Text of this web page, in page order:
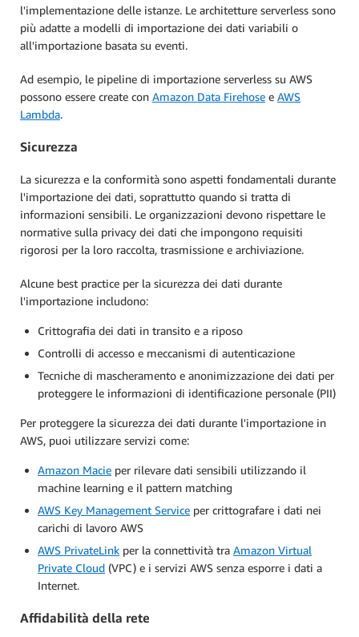
l'implementazione delle istanze. Le architetture serverless sono
più adatte a modelli di importazione dei dati variabili o
all'importazione basata su eventi.
Ad esempio, le pipeline di importazione serverless su AWS
possono essere create con Amazon Data Firehose e AWS
Lambda.
Sicurezza
La sicurezza e la conformità sono aspetti fondamentali durante
l'importazione dei dati, soprattutto quando si tratta di
informazioni sensibili. Le organizzazioni devono rispettare le
normative sulla privacy dei dati che impongono requisiti
rigorosi per la loro raccolta, trasmissione e archiviazione.
Alcune best practice per la sicurezza dei dati durante
l'importazione includono:
Crittografia dei dati in transito e a riposo
Controlli di accesso e meccanismi di autenticazione
Tecniche di mascheramento e anonimizzazione dei dati per
proteggere le informazioni di identificazione personale (PII)
Per proteggere la sicurezza dei dati durante l'importazione in
AWS, puoi utilizzare servizi come:
Amazon Macie per rilevare dati sensibili utilizzando il
machine learning e il pattern matching
AWS Key Management Service per crittografare i dati nei
carichi di lavoro AWS
AWS PrivateLink per la connettività tra Amazon Virtual
Private Cloud (VPC) e i servizi AWS senza esporre i dati a
Internet.
Affidabilità della rete